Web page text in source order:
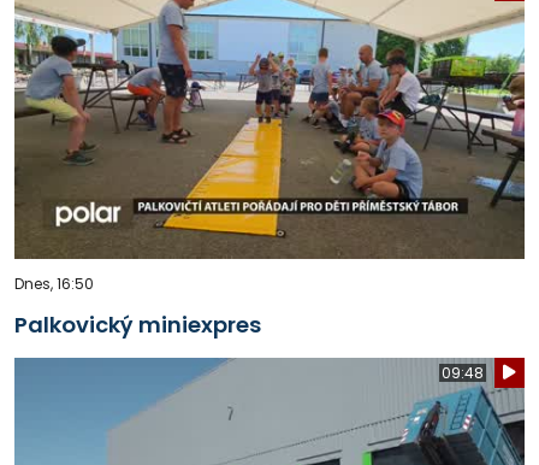
Dnes, 16:50
Palkovický miniexpres
09:48